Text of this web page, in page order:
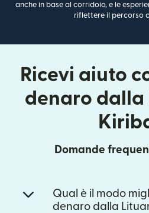
anche in base al corridoio, e le
riflettere il percorso
Ricevi aiuto
denaro dalla
Domande
Qual è il modo
denaro dalla